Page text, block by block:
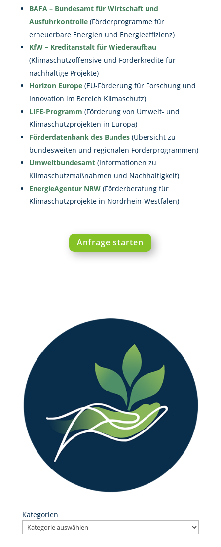
BAFA – Bundesamt für Wirtschaft und
Ausfuhrkontrolle(Förderprogramme für
erneuerbare Energien und Energieeffizienz)
KfW – Kreditanstalt für Wiederaufbau
(Klimaschutzoffensive und Förderkredite für
nachhaltige Projekte)
Horizon Europe(EU-Förderung für Forschung und
Innovation im Bereich Klimaschutz)
LIFE-Programm (Förderung von Umwelt- und
Klimaschutzprojekten in Europa)
Förderdatenbank des Bundes(Übersicht zu
bundesweiten und regionalen Förderprogrammen)
Umweltbundesamt(Informationen zu
Klimaschutzmaßnahmen und Nachhaltigkeit)
EnergieAgentur NRW(Förderberatung für
Klimaschutzprojekte in Nordrhein-Westfalen)
Anfrage starten
Kategorien